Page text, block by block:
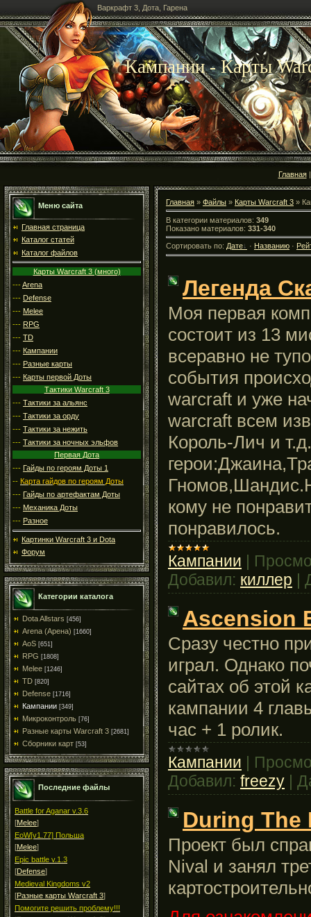
Варкрафт 3, Дота, Гарена
Кампании - Карты
Главная
Меню сайта
Главная страница
Каталог статей
Каталог файлов
Карты Warcraft 3 (много)
---Arena
--- Defense
--- Melee
--- RPG
--- TD
--- Кампании
--- Разные карты
--- Карты первой Доты
Тактики Warcraft 3
--- Тактики за альянс
--- Тактики за орду
--- Тактики за нежить
--- Тактики за ночных эльфов
Первая Дота
--- Гайды по героям Доты 1
-- Карта гайдов по героям Доты
--- Гайды по артефактам Доты
--- Механика Доты
--- Разное
Картинки Warcraft 3 и Dota
Форум
Категории каталога
Dota Allstars [456]
Arena (Арена) [1660]
AoS [651]
RPG [1808]
Melee [1246]
TD [820]
Defense [1716]
Кампании [349]
Микроконтроль [76]
Разные карты Warcraft 3 [2681]
Сборники карт [53]
Последние файлы
Battle for Aganar v.3.6
[Melee]
EoW[v1.77] Польша
[Melee]
Epic battle v.1.3
[Defense]
Medieval Kingdoms v2
[Разные карты Warcraft 3]
Помогите решить проблему!!!
Главная » Файлы » Карты Warcraft 3 »
В категории материалов: 349
Показано материалов: 331-340
Сортировать по: Дате · Названию ·
Легенда
Моя первая
состоит из 13
всеравно не
события
warcraft и уже
warcraft всем
Король-Лич и
кому не
понравилось.
Кампании |
Добавил: киллер |
Ascension
Сразу честно
играл. Однако
сайтах об этой
кампании 4
час + 1 ролик.
Кампании |
Добавил: freezy |
During The
Проект был
Nival и занял